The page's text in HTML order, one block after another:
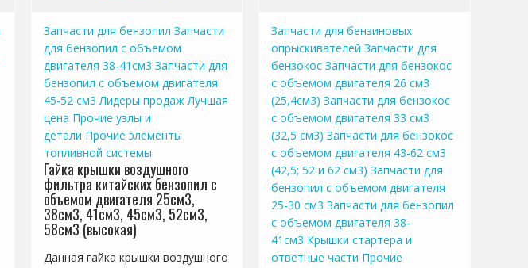
Запчасти для бензопил Запчасти
для бензопил с объемом
двигателя 38-41см3 Запчасти для
бензопил с объемом двигателя
45-52 см3 Лидеры продаж Лучшая
цена Прочие узлы и
детали Прочие элементы
топливной системы
Гайка крышки воздушного
фильтра китайских бензопил с
объемом двигателя 25см3,
38см3, 41см3, 45см3, 52см3,
58см3 (высокая)
Данная гайка крышки воздушного
Запчасти для бензиновых
опрыскивателей Запчасти для
бензокос Запчасти для бензокос
с объемом двигателя 26 см3
(25,4см3) Запчасти для бензокос
с объемом двигателя 33 см3
(32,5 см3) Запчасти для бензокос
с объемом двигателя 43-62 см3
(42,5; 52 и 62 см3) Запчасти для
бензопил с объемом двигателя
25-30 см3 Запчасти для бензопил
с объемом двигателя 38-
41см3 Крышки стартера и
ответные части Прочие